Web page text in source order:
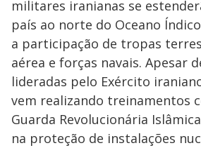
militares iranianas se
país ao norte do Oceano
a participação de tropas
aérea e forças navais. Apesar
lideradas pelo Exército
vem realizando treinamentos
Guarda Revolucionária
na proteção de instalações